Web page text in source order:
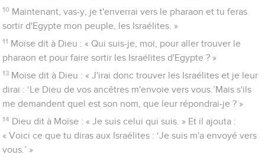
10 Maintenant, vas-y, je t'enverrai vers le pharaon et tu feras
sortir d'Egypte mon peuple, les Israélites. »
11 Moïse dit à Dieu : « Qui suis-je, moi, pour aller trouver le
pharaon et pour faire sortir les Israélites d'Egypte ? »
13 Moïse dit à Dieu : « J'irai donc trouver les Israélites et je leur
dirai : ‘Le Dieu de vos ancêtres m'envoie vers vous.’Mais s'ils
me demandent quel est son nom, que leur répondrai-je ? »
14 Dieu dit à Moïse : « Je suis celui qui suis. » Et il ajouta :
« Voici ce que tu diras aux Israélites : ‘Je suis m'a envoyé vers
vous.’ »